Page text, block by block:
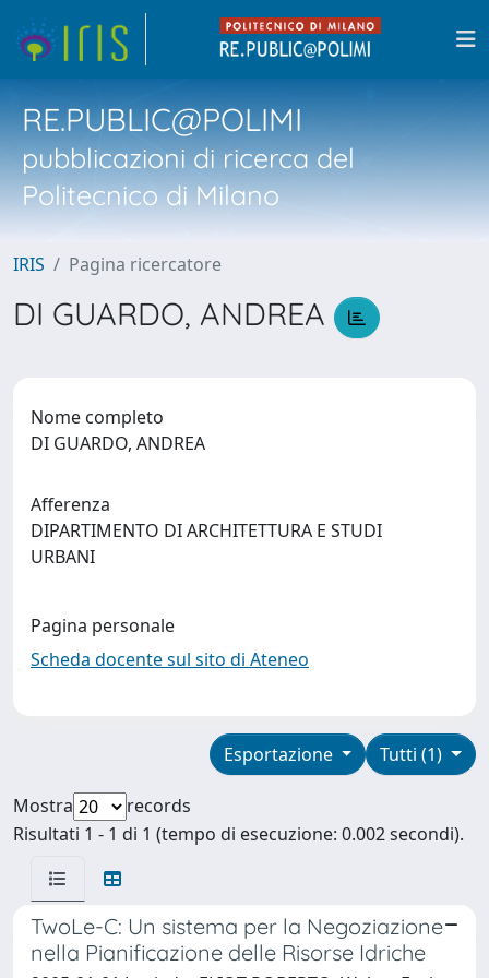
RE.PUBLIC@POLIMI
pubblicazioni di ricerca del
Politecnico di Milano
IRIS Pagina ricercatore
DI GUARDO, ANDREA
Nome completo
DI GUARDO, ANDREA
Afferenza
DIPARTIMENTO DI ARCHITETTURA E STUDI
URBANI
Pagina personale
Scheda docente sul sito di Ateneo
Tutti (1)
Esportazione
Mostra
records
Risultati 1 - 1 di 1 (tempo di esecuzione: 0.002 secondi).
TwoLe-C: Un sistema per la Negoziazione
nella Pianificazione delle Risorse Idriche